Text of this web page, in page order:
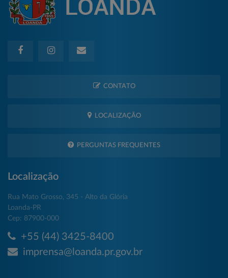
CONTATO
LOCALIZAÇÃO
PERGUNTAS FREQUENTES
Localização
Rua Mato Grosso, 345 - Alto da Glória
Loanda-PR
Cep: 87900-000
+55 (44) 3425-8400
imprensa@loanda.pr.gov.br